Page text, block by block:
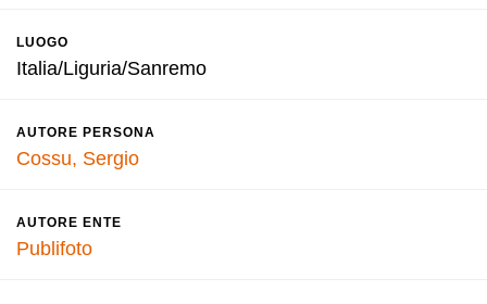
LUOGO
Italia/Liguria/Sanremo
AUTORE PERSONA
Cossu, Sergio
AUTORE ENTE
Publifoto